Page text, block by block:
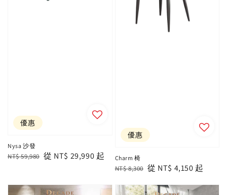
優惠
Nysa 沙發
Regular
NT$ 59,980 Sale
從 NT$ 29,990 起
優惠
Charm 椅
Regular
NT$ 8,300 Sale
從 NT$ 4,150 起